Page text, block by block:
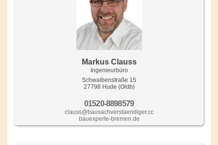
Markus Clauss
Ingenieurbüro
Schwalbenstraße 15
27798 Hude (Oldb)
01520-8898579
clauss@bausachverstaendiger.cc
bauexperte-bremen.de